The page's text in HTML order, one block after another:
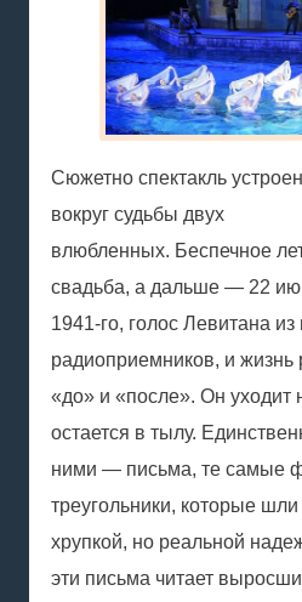
Сюжетно спектакль устроен
вокруг судьбы двух
влюбленных. Беспечное
свадьба, а дальше — 22
1941-го, голос Левитана из
радиоприемников, и жизнь
«до» и «после». Он уходит
остается в тылу.
ними — письма, те самые
треугольники, которые
хрупкой, но реальной
эти письма читает